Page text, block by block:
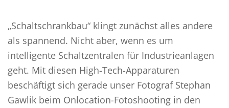
„Schaltschrankbau“ klingt zunächst alles andere
als spannend. Nicht aber, wenn es um
intelligente Schaltzentralen für Industrieanlagen
geht. Mit diesen High-Tech-Apparaturen
beschäftigt sich gerade unser Fotograf Stephan
Gawlik beim Onlocation-Fotoshooting in den